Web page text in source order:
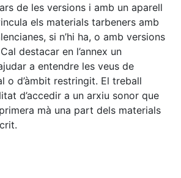
de les versions i amb un aparell
els materials tarbeners amb
si n’hi ha, o amb versions
destacar en l’annex un
a entendre les veus de
o d’àmbit restringit. El treball
d’accedir a un arxiu sonor que
mà una part dels materials